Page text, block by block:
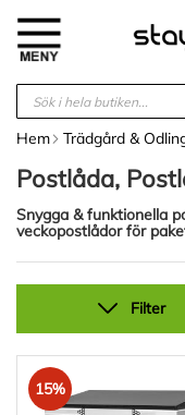
innehållet
Hem Trädgård &
Postlåda,
Snygga & funktionella
veckopostlådor för
Filter
15%